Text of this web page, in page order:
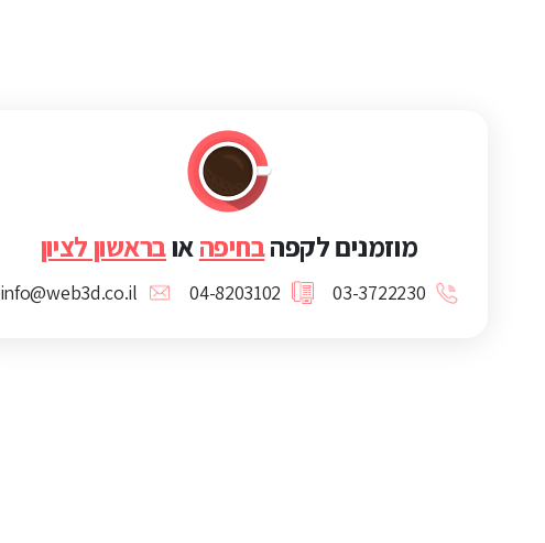
מוזמנים לקפהבחיפהאובראשון לציון
03-3722230
04-8203102
info@web3d.co.il